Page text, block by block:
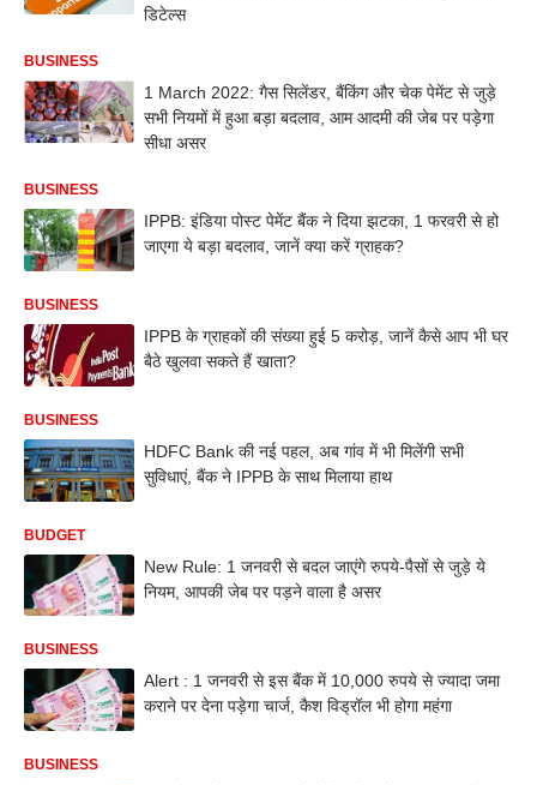
डिटेल्स
BUSINESS
1 March 2022: गैस सिलेंडर, बैंकिंग और चेक पेमेंट से जुड़े
सभी नियमों में हुआ बड़ा बदलाव, आम आदमी की जेब पर पड़ेगा
सीधा असर
BUSINESS
IPPB: इंडिया पोस्ट पेमेंट बैंक ने दिया झटका, 1 फरवरी से हो
जाएगा ये बड़ा बदलाव, जानें क्या करें ग्राहक?
BUSINESS
IPPB के ग्राहकों की संख्या हुई 5 करोड़, जानें कैसे आप भी घर
बैठे खुलवा सकते हैं खाता?
BUSINESS
HDFC Bank की नई पहल, अब गांव में भी मिलेंगी सभी
सुविधाएं, बैंक ने IPPB के साथ मिलाया हाथ
BUDGET
New Rule: 1 जनवरी से बदल जाएंगे रुपये-पैसों से जुड़े ये
नियम, आपकी जेब पर पड़ने वाला है असर
BUSINESS
Alert : 1 जनवरी से इस बैंक में 10,000 रुपये से ज्यादा जमा
कराने पर देना पड़ेगा चार्ज, कैश विड्रॉल भी होगा महंगा
BUSINESS